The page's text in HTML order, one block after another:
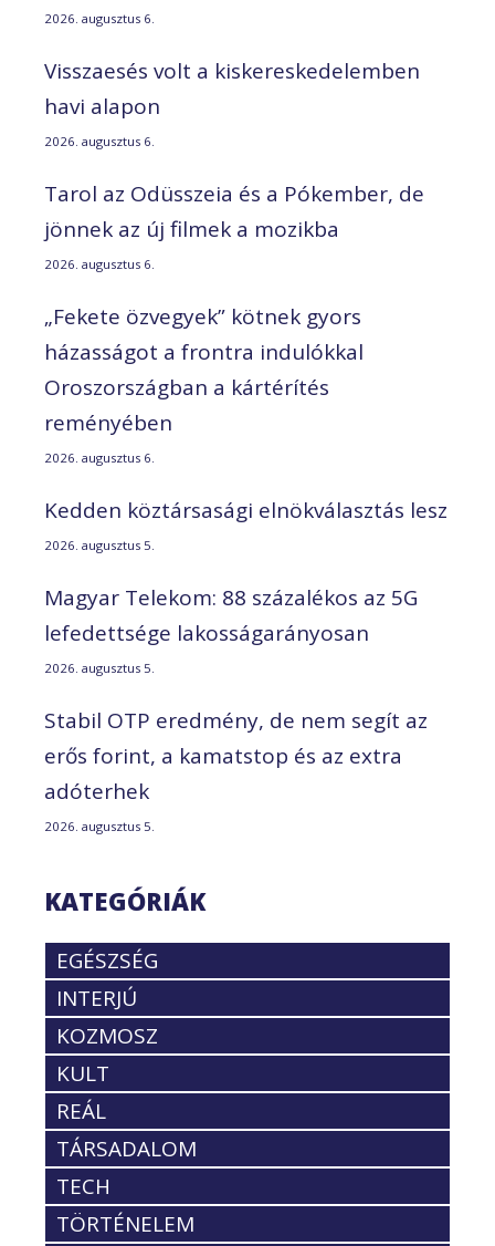
2026. augusztus 6.
Visszaesés volt a kiskereskedelemben
havi alapon
2026. augusztus 6.
Tarol az Odüsszeia és a Pókember, de
jönnek az új filmek a mozikba
2026. augusztus 6.
„Fekete özvegyek” kötnek gyors
házasságot a frontra indulókkal
Oroszországban a kártérítés
reményében
2026. augusztus 6.
Kedden köztársasági elnökválasztás lesz
2026. augusztus 5.
Magyar Telekom: 88 százalékos az 5G
lefedettsége lakosságarányosan
2026. augusztus 5.
Stabil OTP eredmény, de nem segít az
erős forint, a kamatstop és az extra
adóterhek
2026. augusztus 5.
KATEGÓRIÁK
EGÉSZSÉG
INTERJÚ
KOZMOSZ
KULT
REÁL
TÁRSADALOM
TECH
TÖRTÉNELEM